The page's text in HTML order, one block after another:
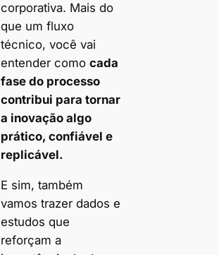
corporativa. Mais do
que um fluxo
técnico, você vai
entender como cada
fase do processo
contribui para tornar
a inovação algo
prático, confiável e
replicável.
E sim, também
vamos trazer dados e
estudos que
reforçam a